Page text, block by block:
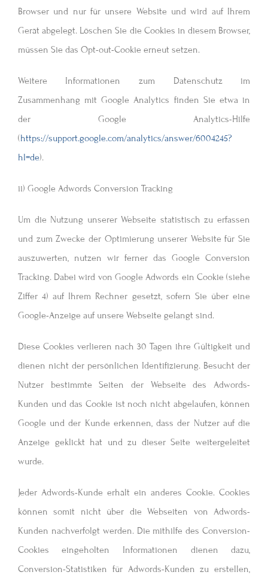
Browser und nur für unsere Website und wird auf Ihrem
Gerät abgelegt. Löschen Sie die Cookies in diesem Browser,
müssen Sie das Opt-out-Cookie erneut setzen.
Weitere Informationen zum Datenschutz im
Zusammenhang mit Google Analytics finden Sie etwa in
der Google Analytics-Hilfe
(https://support.google.com/analytics/answer/6004245?
hl=de).
ii) Google Adwords Conversion Tracking
Um die Nutzung unserer Webseite statistisch zu erfassen
und zum Zwecke der Optimierung unserer Website für Sie
auszuwerten, nutzen wir ferner das Google Conversion
Tracking. Dabei wird von Google Adwords ein Cookie (siehe
Ziffer 4) auf Ihrem Rechner gesetzt, sofern Sie über eine
Google-Anzeige auf unsere Webseite gelangt sind.
Diese Cookies verlieren nach 30 Tagen ihre Gültigkeit und
dienen nicht der persönlichen Identifizierung. Besucht der
Nutzer bestimmte Seiten der Webseite des Adwords-
Kunden und das Cookie ist noch nicht abgelaufen, können
Google und der Kunde erkennen, dass der Nutzer auf die
Anzeige geklickt hat und zu dieser Seite weitergeleitet
wurde.
Jeder Adwords-Kunde erhält ein anderes Cookie. Cookies
können somit nicht über die Webseiten von Adwords-
Kunden nachverfolgt werden. Die mithilfe des Conversion-
Cookies eingeholten Informationen dienen dazu,
Conversion-Statistiken für Adwords-Kunden zu erstellen,